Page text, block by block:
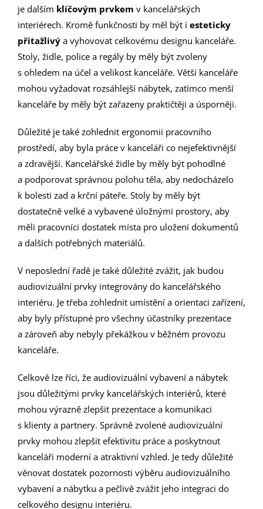
je dalším klíčovým prvkem v kancelářských
interiérech. Kromě funkčnosti by měl být i esteticky
přitažlivý a vyhovovat celkovému designu kanceláře.
Stoly, židle, police a regály by měly být zvoleny
s ohledem na účel a velikost kanceláře. Větší kanceláře
mohou vyžadovat rozsáhlejší nábytek, zatímco menší
kanceláře by měly být zařazeny praktičtěji a úsporněji.
Důležité je také zohlednit ergonomii pracovního
prostředí, aby byla práce v kanceláři co nejefektivnější
a zdravější. Kancelářské židle by měly být pohodlné
a podporovat správnou polohu těla, aby nedocházelo
k bolesti zad a krční páteře. Stoly by měly být
dostatečně velké a vybavené úložnými prostory, aby
měli pracovníci dostatek místa pro uložení dokumentů
a dalších potřebných materiálů.
V neposlední řadě je také důležité zvážit, jak budou
audiovizuální prvky integrovány do kancelářského
interiéru. Je třeba zohlednit umístění a orientaci zařízení,
aby byly přístupné pro všechny účastníky prezentace
a zároveň aby nebyly překážkou v běžném provozu
kanceláře.
Celkově lze říci, že audiovizuální vybavení a nábytek
jsou důležitými prvky kancelářských interiérů, které
mohou výrazně zlepšit prezentace a komunikaci
s klienty a partnery. Správně zvolené audiovizuální
prvky mohou zlepšit efektivitu práce a poskytnout
kanceláři moderní a atraktivní vzhled. Je tedy důležité
věnovat dostatek pozornosti výběru audiovizuálního
vybavení a nábytku a pečlivě zvážit jeho integraci do
celkového designu interiéru.